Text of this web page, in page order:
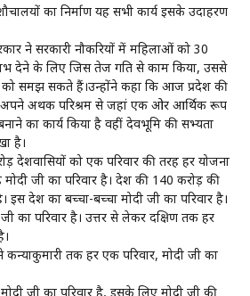
का निर्माण यह सभी कार्य इसके उदाहरण
ने सरकारी नौकरियों में महिलाओं को 30
देने के लिए जिस तेज गति से काम किया, उससे
को समझ सकते हैं।उन्होंने कहा कि आज प्रदेश की
अथक परिश्रम से जहां एक ओर आर्थिक रूप
का कार्य किया है वहीं देवभूमि की सभ्यता
है।
देशवासियों को एक परिवार की तरह हर योजना
मोदी जी का परिवार है। देश की 140 करोड़ की
इस देश का बच्चा-बच्चा मोदी जी का परिवार है।
का परिवार है। उत्तर से लेकर दक्षिण तक हर
तक हर एक परिवार, मोदी जी का